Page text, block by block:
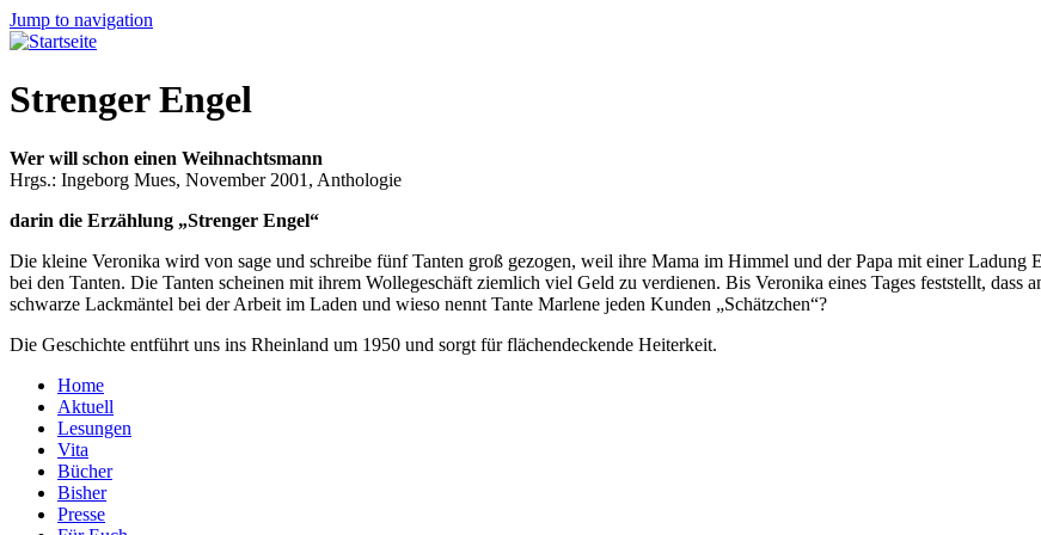
Jump to navigation
Strenger Engel
Wer will schon einen Weihnachtsmann
Hrgs.: Ingeborg Mues, November 2001, Anthologie
darin die Erzählung „Strenger Engel“
Die kleine Veronika wird von sage und schreibe fünf Tanten groß gezogen, weil ihre Mama im Himmel und der Papa mit einer
bei den Tanten. Die Tanten scheinen mit ihrem Wollegeschäft ziemlich viel Geld zu verdienen. Bis Veronika eines Tages feststellt, dass
schwarze Lackmäntel bei der Arbeit im Laden und wieso nennt Tante Marlene jeden Kunden „Schätzchen“?
Die Geschichte entführt uns ins Rheinland um 1950 und sorgt für flächendeckende Heiterkeit.
Home
Aktuell
Lesungen
Vita
Bücher
Bisher
Presse